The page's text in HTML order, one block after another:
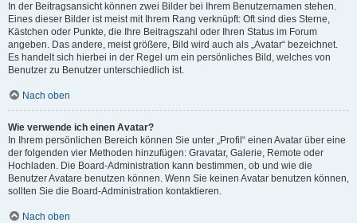
In der Beitragsansicht können zwei Bilder bei Ihrem Benutzernamen stehen.
Eines dieser Bilder ist meist mit Ihrem Rang verknüpft: Oft sind dies Sterne,
Kästchen oder Punkte, die Ihre Beitragszahl oder Ihren Status im Forum
angeben. Das andere, meist größere, Bild wird auch als „Avatar“ bezeichnet.
Es handelt sich hierbei in der Regel um ein persönliches Bild, welches von
Benutzer zu Benutzer unterschiedlich ist.
Nach oben
Wie verwende ich einen Avatar?
In Ihrem persönlichen Bereich können Sie unter „Profil“ einen Avatar über eine
der folgenden vier Methoden hinzufügen: Gravatar, Galerie, Remote oder
Hochladen. Die Board-Administration kann bestimmen, ob und wie die
Benutzer Avatare benutzen können. Wenn Sie keinen Avatar benutzen können,
sollten Sie die Board-Administration kontaktieren.
Nach oben